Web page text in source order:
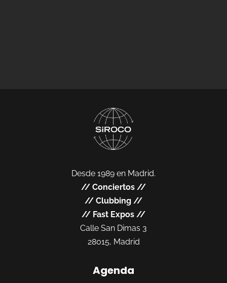
Desde 1989 en Madrid.
// Conciertos //
// Clubbing //
// Fast Expos //
Calle San Dimas 3
28015, Madrid
Agenda